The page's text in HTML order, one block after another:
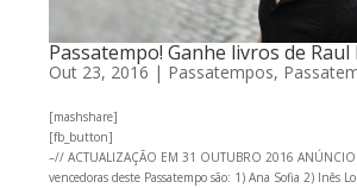
Passatempo! Ganhe livros de Raul
Out 23, 2016 | Passatempos,
[mashshare]
[fb_button]
–// ACTUALIZAÇÃO EM 31 OUTUBRO 2016 ANÚNCIO
vencedoras deste Passatempo são: 1) Ana Sofia 2) Inês